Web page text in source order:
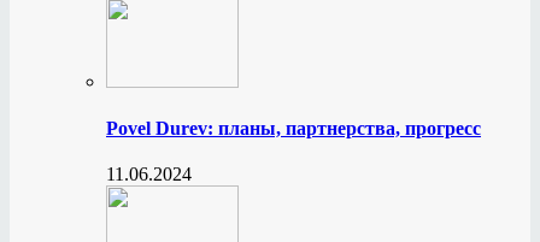
Povel Durev: планы, партнерства, прогресс
11.06.2024